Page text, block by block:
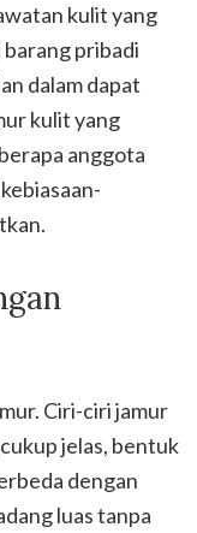
kulit yang
pribadi
dalam dapat
kulit yang
anggota
Ciri-ciri jamur
jelas, bentuk
dengan
luas tanpa